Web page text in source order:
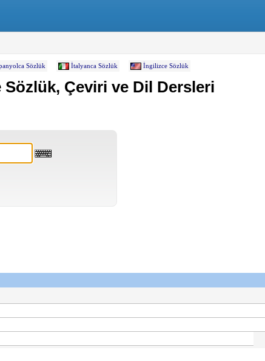
Sözlük İtalyanca Sözlük İngilizce Sözlük
Çeviri ve Dil Dersleri